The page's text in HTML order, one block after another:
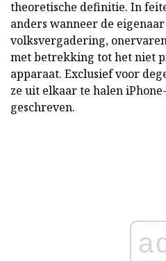
theoretische definitie. In
anders wanneer de
volksvergadering,
met betrekking tot het niet
apparaat. Exclusief voor
ze uit elkaar te halen
geschreven.